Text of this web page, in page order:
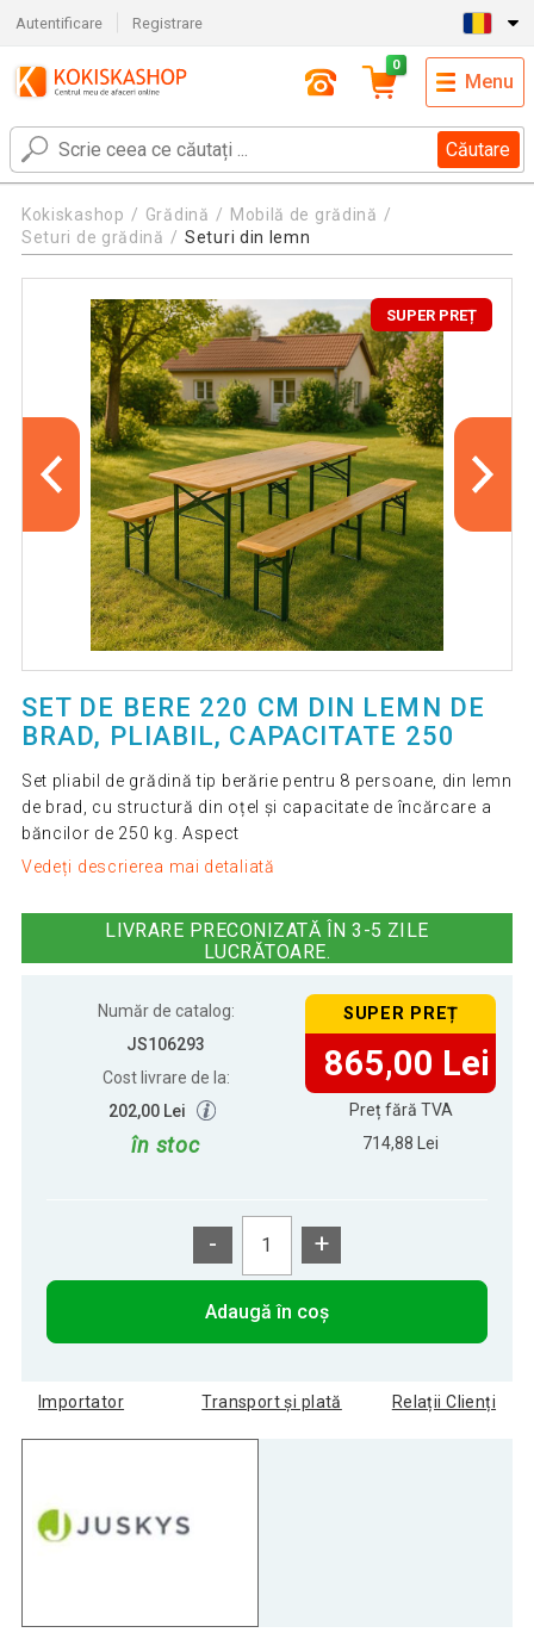
Autentificare Registrare
Căutare
0
Menu
Kokiskashop Grădină
Mobilă de grădină
Seturi de grădină
Seturi din lemn
SUPER PREȚ
SET DE BERE 220 CM DIN LEMN DE
BRAD, PLIABIL, CAPACITATE 250
Set pliabil de grădină tip berărie pentru 8 persoane, din lemn
de brad, cu structură din oțel și capacitate de încărcare a
băncilor de 250 kg. Aspect
Vedeți descrierea mai detaliată
LIVRARE PRECONIZATĂ ÎN 3-5 ZILE
LUCRĂTOARE.
Număr de catalog:
JS106293
Cost livrare de la:
202,00 Lei
în stoc
SUPER PREȚ
865,00 Lei
Preț fără TVA
714,88 Lei
- +
Adaugă în coș
Importator Transport și plată Relații Clienți